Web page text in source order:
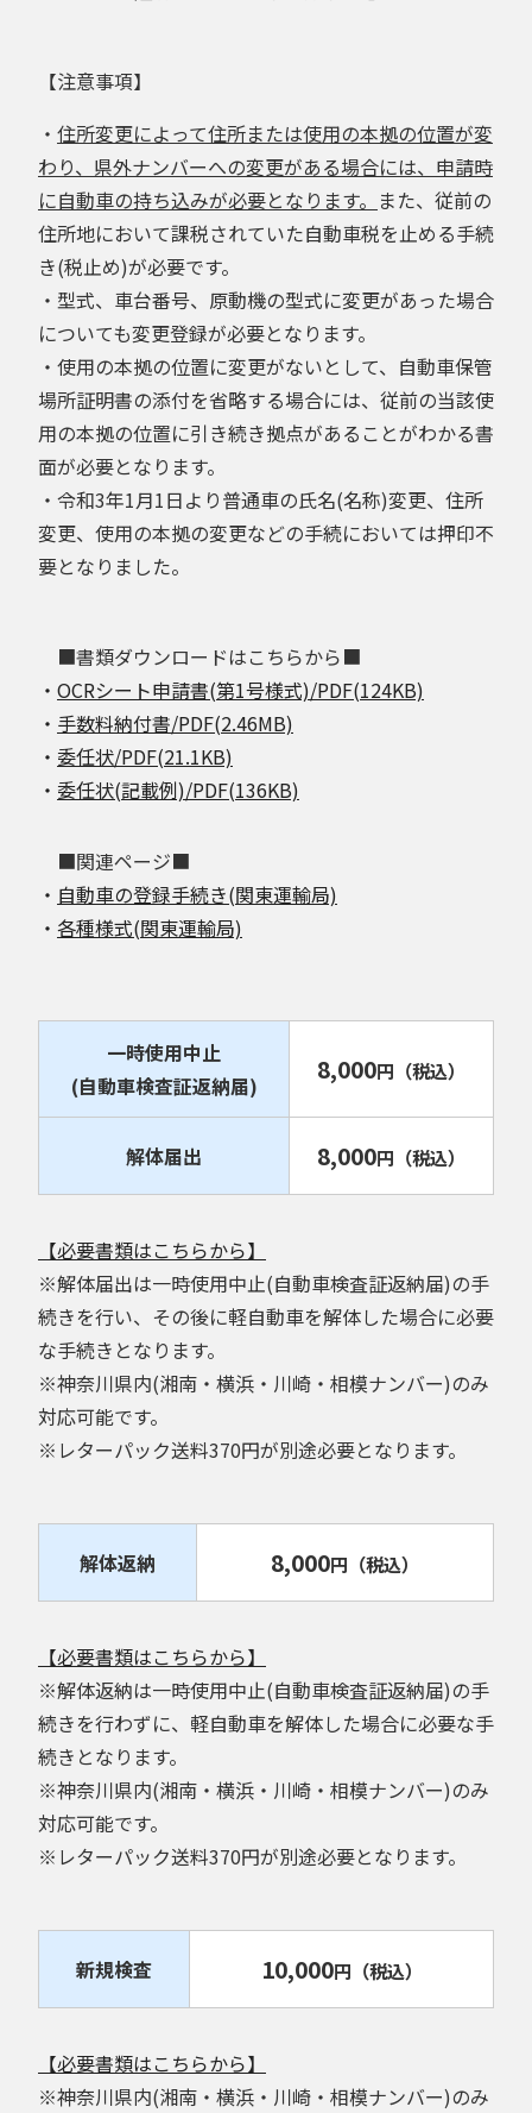
【注意事項】
・ 住所変更によって住所または使用の本拠の位置が変
わり、県外ナンバーへの変更がある場合には、申請時
に自動車の持ち込みが必要となります。 また、従前の
住所地において課税されていた自動車税を止める手続
き(税止め)が必要です。
・型式、車台番号、原動機の型式に変更があった場合
についても変更登録が必要となります。
・使用の本拠の位置に変更がないとして、自動車保管
場所証明書の添付を省略する場合には、従前の当該使
用の本拠の位置に引き続き拠点があることがわかる書
面が必要となります。
・令和3年1月1日より普通車の氏名(名称)変更、住所
変更、使用の本拠の変更などの手続においては押印不
要となりました。
■書類ダウンロードはこちらから■
・ OCRシート申請書(第1号様式)/PDF(124KB)
・ 手数料納付書/PDF(2.46MB)
・ 委任状/PDF(21.1KB)
・ 委任状(記載例)/PDF(136KB)
■関連ページ■
・ 自動車の登録手続き(関東運輸局)
・ 各種様式(関東運輸局)
一時使用中止
(自動車検査証返納届)
8,000円 （税込）
解体届出 8,000円 （税込）
【必要書類はこちらから】
※解体届出は一時使用中止(自動車検査証返納届)の手
続きを行い、その後に軽自動車を解体した場合に必要
な手続きとなります。
※神奈川県内(湘南・横浜・川崎・相模ナンバー)のみ
対応可能です。
※レターパック送料370円が別途必要となります。
解体返納 8,000円 （税込）
【必要書類はこちらから】
※解体返納は一時使用中止(自動車検査証返納届)の手
続きを行わずに、軽自動車を解体した場合に必要な手
続きとなります。
※神奈川県内(湘南・横浜・川崎・相模ナンバー)のみ
対応可能です。
※レターパック送料370円が別途必要となります。
新規検査 10,000円 （税込）
【必要書類はこちらから】
※神奈川県内(湘南・横浜・川崎・相模ナンバー)のみ